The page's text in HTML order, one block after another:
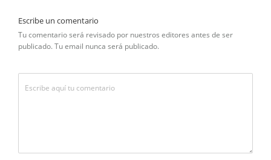
Escribe un comentario
Tu comentario será revisado por nuestros editores antes de ser
publicado. Tu email nunca será publicado.